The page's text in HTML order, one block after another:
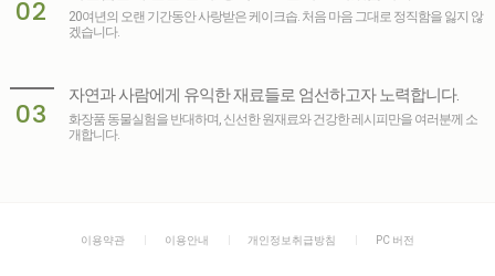
02
20여년의 오랜 기간동안 사랑받은 케이크솝. 처음 마음 그대로 정직함을 잃지 않
겠습니다.
03
자연과 사람에게 유익한 재료들로 엄선하고자 노력합니다.
화장품 동물실험을 반대하며, 신선한 원재료와 건강한 레시피만을 여러분께 소
개합니다.
이용약관 이용안내 개인정보취급방침 PC 버전